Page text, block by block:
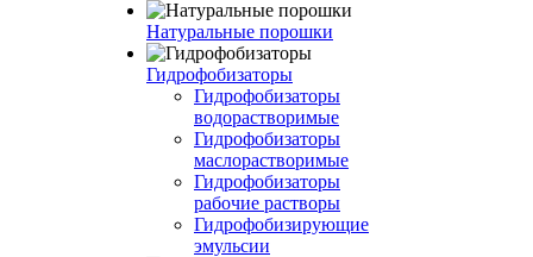
Натуральные порошки
Гидрофобизаторы
Гидрофобизаторы
водорастворимые
Гидрофобизаторы
маслорастворимые
Гидрофобизаторы
рабочие растворы
Гидрофобизирующие
эмульсии